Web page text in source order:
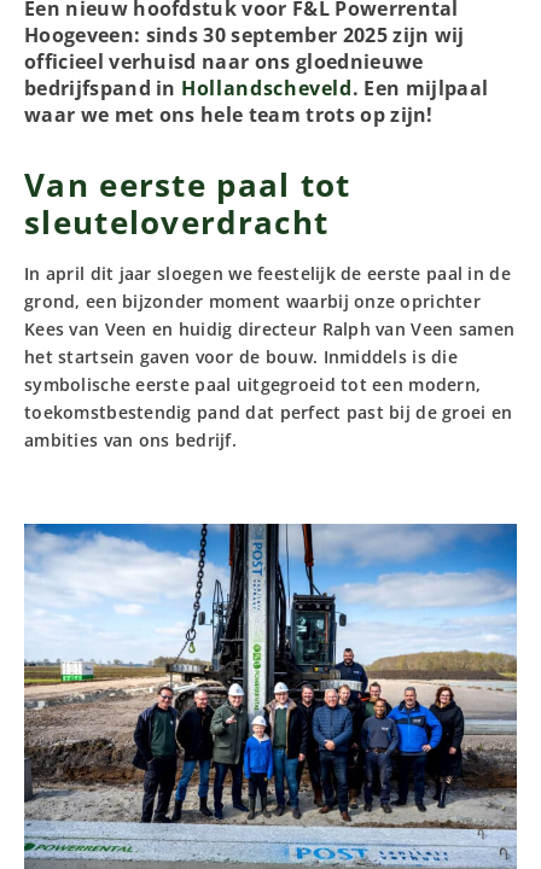
Een nieuw hoofdstuk voor F&L Powerrental
Hoogeveen: sinds 30 september 2025 zijn wij
officieel verhuisd naar ons gloednieuwe
bedrijfspand in Hollandscheveld. Een mijlpaal
waar we met ons hele team trots op zijn!
Van eerste paal tot
sleuteloverdracht
In april dit jaar sloegen we feestelijk de eerste paal in de
grond, een bijzonder moment waarbij onze oprichter
Kees van Veen en huidig directeur Ralph van Veen samen
het startsein gaven voor de bouw. Inmiddels is die
symbolische eerste paal uitgegroeid tot een modern,
toekomstbestendig pand dat perfect past bij de groei en
ambities van ons bedrijf.